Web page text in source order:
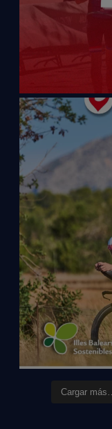
Cargar más…